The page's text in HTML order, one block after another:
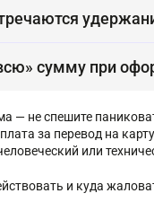
сумму при
не спешите
за перевод на
или
и куда